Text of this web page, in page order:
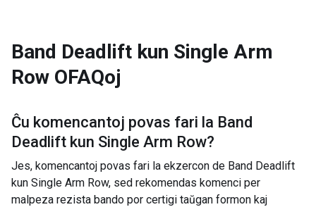
Band Deadlift kun Single Arm
Row OFAQoj
Ĉu komencantoj povas fari la Band
Deadlift kun Single Arm Row?
Jes, komencantoj povas fari la ekzercon de Band Deadlift
kun Single Arm Row, sed rekomendas komenci per
malpeza rezista bando por certigi taŭgan formon kaj